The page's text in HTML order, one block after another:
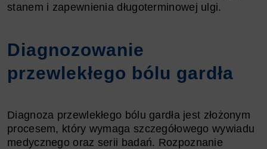
stanem i zapewnienia długoterminowej ulgi.
Diagnozowanie
przewlekłego bólu gardła
Diagnoza przewlekłego bólu gardła jest złożonym
procesem, który wymaga szczegółowego wywiadu
medycznego oraz serii badań. Rozpoznanie